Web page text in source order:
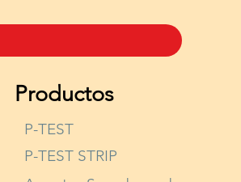
Productos
P-TEST
P-TEST STRIP